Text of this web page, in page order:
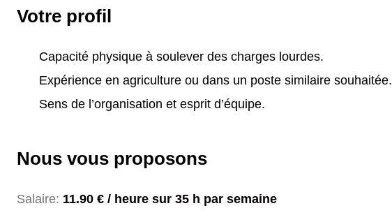
Votre profil
Capacité physique à soulever des charges lourdes.
Expérience en agriculture ou dans un poste similaire souhaitée.
Sens de l’organisation et esprit d’équipe.
Nous vous proposons
Salaire: 11.90 € / heure sur 35 h par semaine